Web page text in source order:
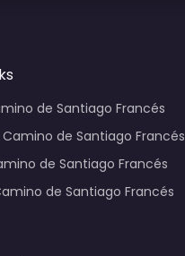
de Santiago Francés
de Santiago Francés
de Santiago Francés
de Santiago Francés